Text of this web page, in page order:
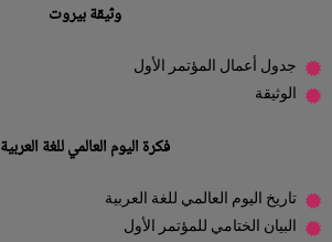
وثيقة بيروت
جدول أعمال المؤتمر الأول
الوثيقة
فكرة اليوم العالمي للغة العربية
تاريخ اليوم العالمي للغة العربية
البيان الختامي للمؤتمر الأول